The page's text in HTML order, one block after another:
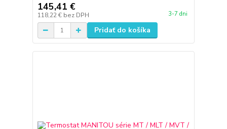
145,41 €
118,22 € bez DPH 3-7 dni
Pridať do košíka